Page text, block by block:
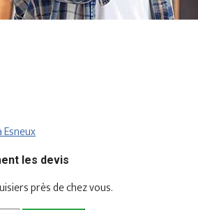
les devis
près de chez vous.